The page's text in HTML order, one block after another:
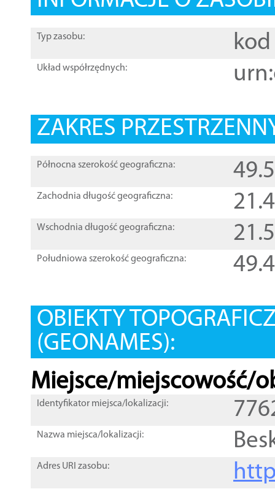
Typ zasobu: kod
Układ współrzędnych:
ZAKRES
Północna szerokość geograficzna:
Zachodnia długość geograficzna:
Wschodnia długość geograficzna:
Południowa szerokość geograficzna:
OBIEKTY
(GEONAMES):
Miejsce/miejscowość/
Identyfikator miejsca/lokalizacji:
Nazwa miejsca/lokalizacji:
Adres URI zasobu: